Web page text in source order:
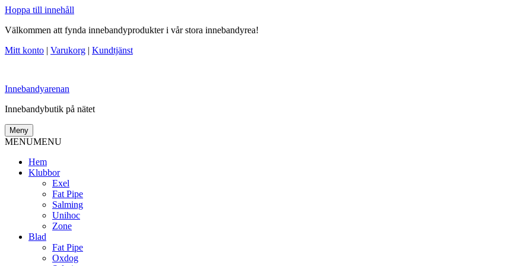
Hoppa till innehåll
Välkommen att fynda innebandyprodukter i vår stora innebandyrea!
Mitt konto | Varukorg | Kundtjänst
Innebandyarenan
Innebandybutik på nätet
Meny
MENUMENU
Hem
Klubbor
Exel
Fat Pipe
Salming
Unihoc
Zone
Blad
Fat Pipe
Oxdog